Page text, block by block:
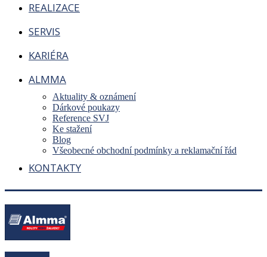
REALIZACE
SERVIS
KARIÉRA
ALMMA
Aktuality & oznámení
Dárkové poukazy
Reference SVJ
Ke stažení
Blog
Všeobecné obchodní podmínky a reklamační řád
KONTAKTY